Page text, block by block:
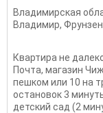
Владимирская
Владимир,
Квартира не
Почта, магазин
пешком или 10 на
остановок 3
детский сад (2